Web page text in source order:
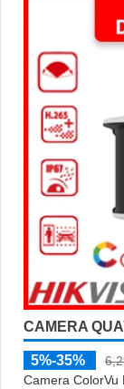
CAMERA
5%-35%
Camera ColorVu